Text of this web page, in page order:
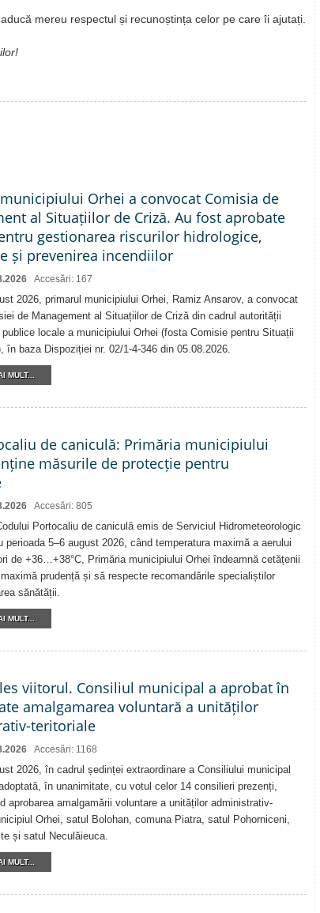
mereu respectul și recunoștința celor pe care îi ajutați.
Orhei a convocat Comisia de
al Situațiilor de Criză. Au fost aprobate
gestionarea riscurilor hidrologice,
și prevenirea incendiilor
Accesări: 167
2026, primarul municipiului Orhei, Ramiz Ansarov, a convocat
de Management al Situațiilor de Criză din cadrul autorității
locale a municipiului Orhei (fosta Comisie pentru Situații
în baza Dispoziției nr. 02/1-4-346 din 05.08.2026.
MULT...
de caniculă: Primăria municipiului
măsurile de protecție pentru
Accesări: 805
Portocaliu de caniculă emis de Serviciul Hidrometeorologic
perioada 5–6 august 2026, când temperatura maximă a aerului
de +36…+38°C, Primăria municipiului Orhei îndeamnă cetățenii
prudență și să respecte recomandările specialiștilor
sănătății.
MULT...
viitorul. Consiliul municipal a aprobat în
amalgamarea voluntară a unităților
teritoriale
Accesări: 1168
2026, în cadrul ședinței extraordinare a Consiliului municipal
în unanimitate, cu votul celor 14 consilieri prezenți,
aprobarea amalgamării voluntare a unităților administrativ-
Orhei, satul Bolohan, comuna Piatra, satul Pohorniceni,
și satul Neculăieuca.
MULT...